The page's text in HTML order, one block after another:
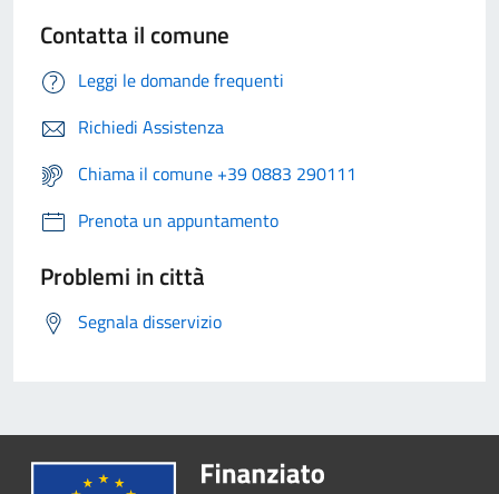
Contatta il comune
Leggi le domande frequenti
Richiedi Assistenza
Chiama il comune +39 0883 290111
Prenota un appuntamento
Problemi in città
Segnala disservizio